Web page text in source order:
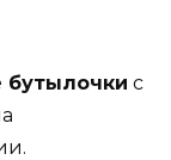
бутылочки с